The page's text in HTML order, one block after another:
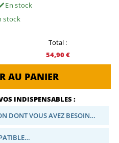
En stock
stock
Total :
54,90 €
AU PANIER
INDISPENSABLES :
DONT VOUS AVEZ BESOIN…